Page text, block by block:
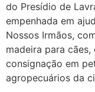
do Presídio de
empenhada em
Nossos Irmãos,
madeira para
consignação em
agropecuários da